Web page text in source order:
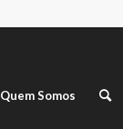
Quem Somos